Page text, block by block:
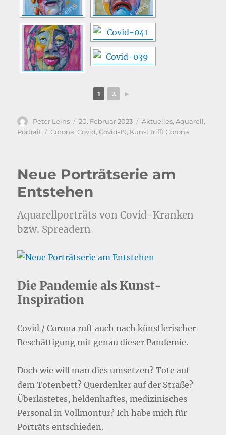
1 2 ►
Autor
Peter Leins
Veröffentlicht
am
20. Februar 2023 Kategorien
Aktuelles,Aquarell,
Portrait
Schlagwörter
Corona,Covid,Covid-19, Kunst trifft Corona
Neue Porträtserie am
Entstehen
Aquarellporträts von Covid-Kranken
bzw. Spreadern
Die Pandemie als Kunst-
Inspiration
Covid / Corona ruft auch nach künstlerischer
Beschäftigung mit genau dieser Pandemie.
Doch wie will man dies umsetzen? Tote auf
dem Totenbett? Querdenker auf der Straße?
Überlastetes, heldenhaftes, medizinisches
Personal in Vollmontur? Ich habe mich für
Porträts entschieden.